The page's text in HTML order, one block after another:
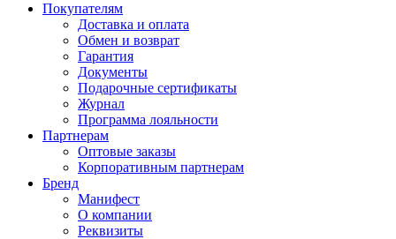
Покупателям
Доставка и оплата
Обмен и возврат
Гарантия
Документы
Подарочные сертификаты
Журнал
Программа лояльности
Партнерам
Оптовые заказы
Корпоративным партнерам
Бренд
Манифест
О компании
Реквизиты